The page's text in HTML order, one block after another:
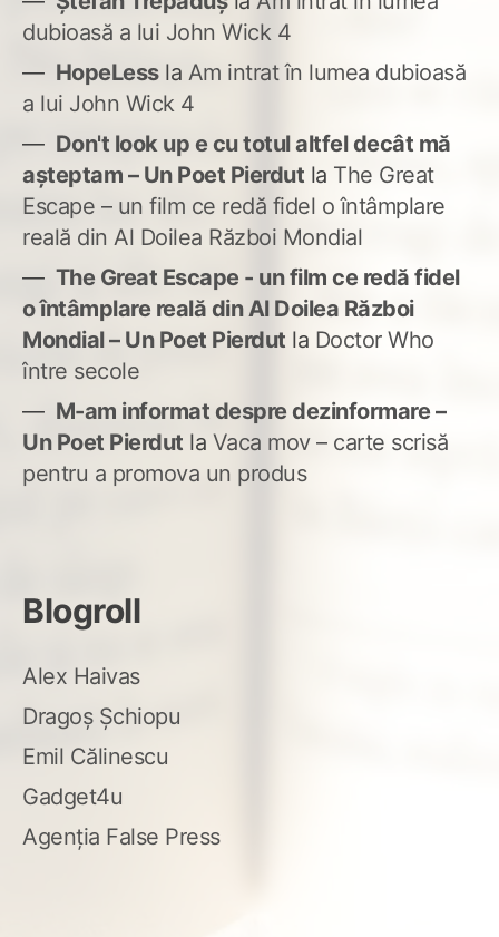
dubioasă a lui John Wick 4
HopeLessla Am intrat în lumea dubioasă
a lui John Wick 4
Don't look up e cu totul altfel decât mă
așteptam – Un Poet Pierdut la The Great
Escape – un film ce redă fidel o întâmplare
reală din Al Doilea Război Mondial
The Great Escape - un film ce redă fidel
o întâmplare reală din Al Doilea Război
Mondial – Un Poet Pierdut la Doctor Who
între secole
M-am informat despre dezinformare –
Un Poet Pierdut la Vaca mov – carte scrisă
pentru a promova un produs
Blogroll
Alex Haivas
Dragoș Șchiopu
Emil Călinescu
Gadget4u
Agenția False Press